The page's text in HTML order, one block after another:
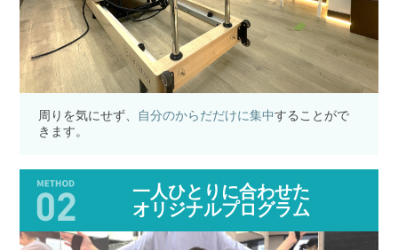
周りを気にせず、 自分のからだだけに集中することがで
きます。
一人ひとりに合わせた
オリジナルプログラム